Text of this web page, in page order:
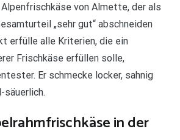
von Almette, der als
„sehr gut“ abschneiden
erfülle alle Kriterien, die ein
Frischkäse erfüllen solle,
Er schmecke locker, sahnig
säuerlich.
in der